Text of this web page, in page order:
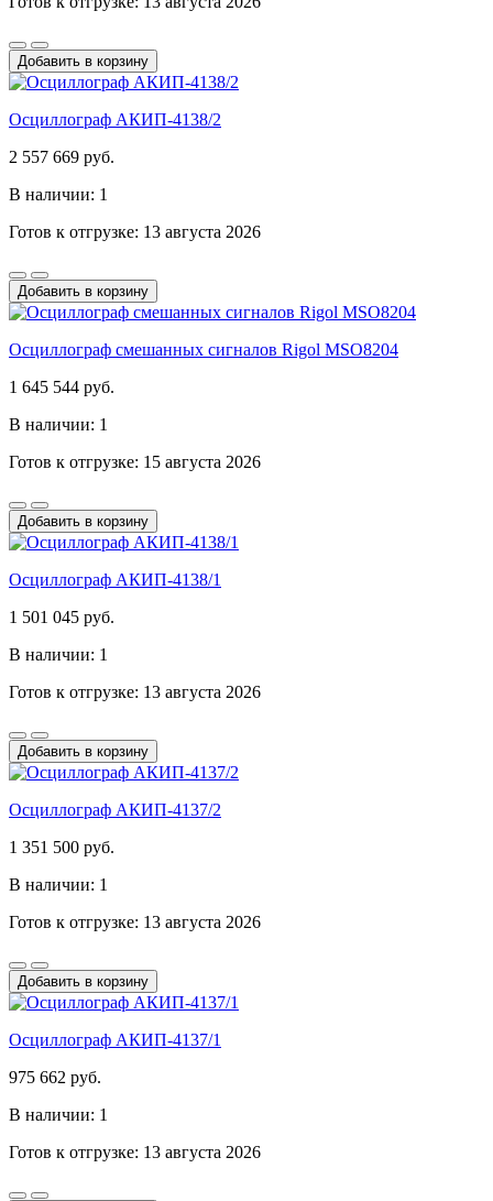
Добавить в корзину
Осциллограф АКИП-4138/2
2 557 669 руб.
В наличии: 1
Готов к отгрузке: 13 августа 2026
Добавить в корзину
Осциллограф смешанных сигналов Rigol MSO8204
1 645 544 руб.
В наличии: 1
Готов к отгрузке: 15 августа 2026
Добавить в корзину
Осциллограф АКИП-4138/1
1 501 045 руб.
В наличии: 1
Готов к отгрузке: 13 августа 2026
Добавить в корзину
Осциллограф АКИП-4137/2
1 351 500 руб.
В наличии: 1
Готов к отгрузке: 13 августа 2026
Добавить в корзину
Осциллограф АКИП-4137/1
975 662 руб.
В наличии: 1
Готов к отгрузке: 13 августа 2026